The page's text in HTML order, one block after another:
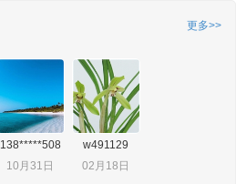
更多>>
138*****508
10月31日
w491129
02月18日